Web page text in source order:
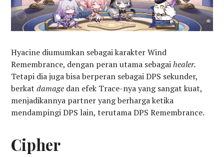
Hyacine diumumkan sebagai karakter Wind
Remembrance, dengan peran utama sebagaihealer.
Tetapi dia juga bisa berperan sebagai DPS sekunder,
berkatdamage dan efek Trace-nya yang sangat kuat,
menjadikannya partner yang berharga ketika
mendampingi DPS lain, terutama DPS Remembrance.
Cipher